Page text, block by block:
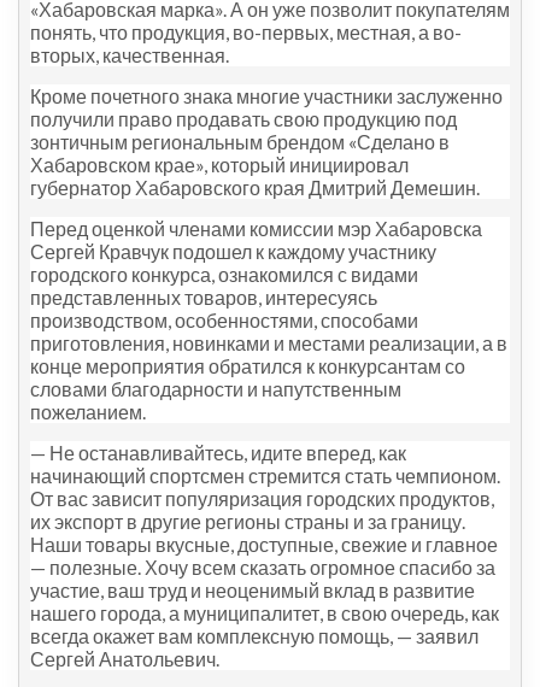
«Хабаровская марка». А он уже позволит покупателям
понять, что продукция, во-первых, местная, а во-
вторых, качественная.
Кроме почетного знака многие участники заслуженно
получили право продавать свою продукцию под
зонтичным региональным брендом «Сделано в
Хабаровском крае», который инициировал
губернатор Хабаровского края Дмитрий Демешин.
Перед оценкой членами комиссии мэр Хабаровска
Сергей Кравчук подошел к каждому участнику
городского конкурса, ознакомился с видами
представленных товаров, интересуясь
производством, особенностями, способами
приготовления, новинками и местами реализации, а в
конце мероприятия обратился к конкурсантам со
словами благодарности и напутственным
пожеланием.
— Не останавливайтесь, идите вперед, как
начинающий спортсмен стремится стать чемпионом.
От вас зависит популяризация городских продуктов,
их экспорт в другие регионы страны и за границу.
Наши товары вкусные, доступные, свежие и главное
— полезные. Хочу всем сказать огромное спасибо за
участие, ваш труд и неоценимый вклад в развитие
нашего города, а муниципалитет, в свою очередь, как
всегда окажет вам комплексную помощь, — заявил
Сергей Анатольевич.